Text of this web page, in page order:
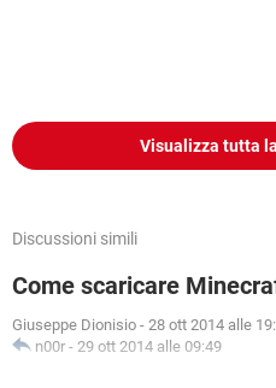
Visualizza tutta
Discussioni simili
Come scaricare
Giuseppe Dionisio - 28 ott 2014 alle
n00r - 29 ott 2014 alle 09:49